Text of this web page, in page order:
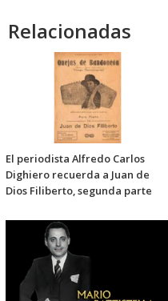
Relacionadas
El periodista Alfredo Carlos
Dighiero recuerda a Juan de
Dios Filiberto, segunda parte